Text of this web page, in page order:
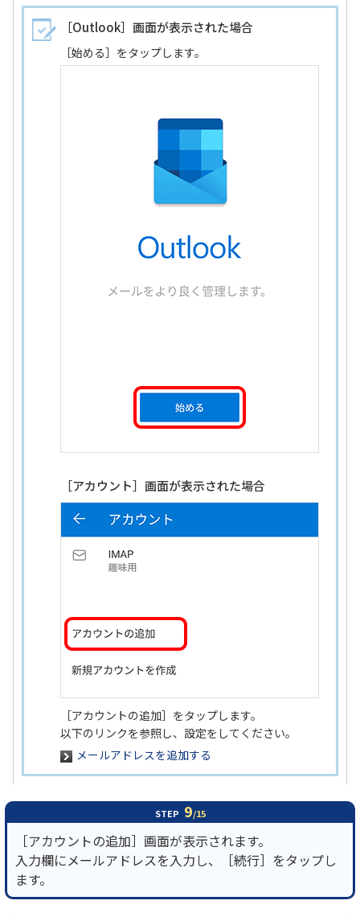
［Outlook］画面が表示された場合
［始める］をタップします。
［アカウント］画面が表示された場合
［アカウントの追加］をタップします。
以下のリンクを参照し、設定をしてください。
メールアドレスを追加する
STEP 9/15
［アカウントの追加］画面が表示されます。
入力欄にメールアドレスを入力し、［続行］をタップし
ます。